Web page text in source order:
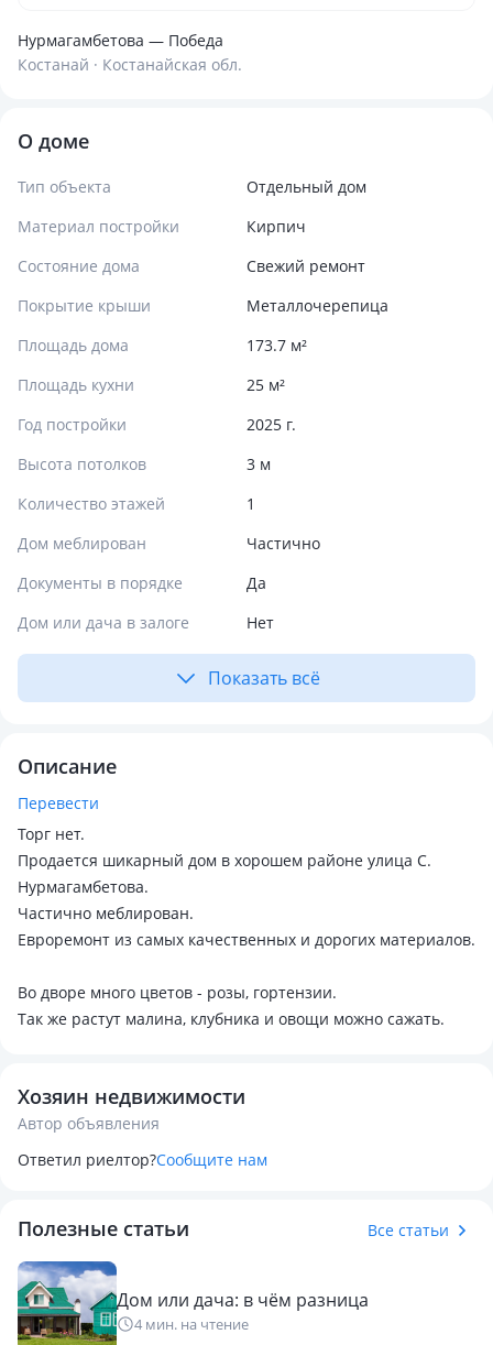
Нурмагамбетова — Победа
Костанай · Костанайская обл.
О доме
Тип объекта
Отдельный дом
Материал постройки
Кирпич
Состояние дома
Свежий ремонт
Покрытие крыши
Металлочерепица
Площадь дома
173.7 м²
Площадь кухни
25 м²
Год постройки
2025 г.
Высота потолков
3 м
Количество этажей
1
Дом меблирован
Частично
Документы в порядке
Да
Дом или дача в залоге
Нет
Показать всё
Описание
Перевести
Торг нет.
Продается шикарный дом в хорошем районе улица С.
Нурмагамбетова.
Частично меблирован.
Евроремонт из самых качественных и дорогих материалов.
Во дворе много цветов - розы, гортензии.
Так же растут малина, клубника и овощи можно сажать.
Хозяин недвижимости
Автор объявления
Ответил риелтор?Сообщите нам
Полезные статьи Все статьи
Дом или дача: в чём разница
4 мин. на чтение